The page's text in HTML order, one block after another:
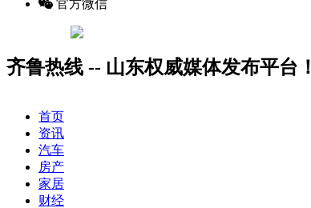
官方微信
齐鲁热线 -- 山东权威媒体发布平台！
首页
资讯
汽车
房产
家居
财经